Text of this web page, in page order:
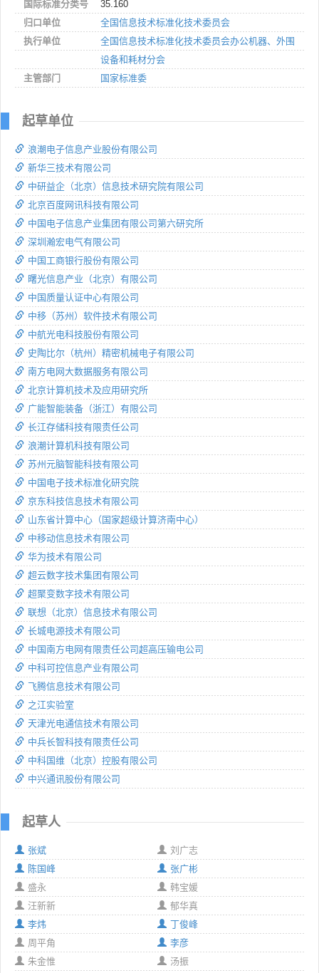
国际标准分类号
35.160
归口单位
全国信息技术标准化技术委员会
执行单位
全国信息技术标准化技术委员会办公机器、外围
设备和耗材分会
主管部门
国家标准委
起草单位
浪潮电子信息产业股份有限公司
新华三技术有限公司
中研益企（北京）信息技术研究院有限公司
北京百度网讯科技有限公司
中国电子信息产业集团有限公司第六研究所
深圳瀚宏电气有限公司
中国工商银行股份有限公司
曙光信息产业（北京）有限公司
中国质量认证中心有限公司
中移（苏州）软件技术有限公司
中航光电科技股份有限公司
史陶比尔（杭州）精密机械电子有限公司
南方电网大数据服务有限公司
北京计算机技术及应用研究所
广能智能装备（浙江）有限公司
长江存储科技有限责任公司
浪潮计算机科技有限公司
苏州元脑智能科技有限公司
中国电子技术标准化研究院
京东科技信息技术有限公司
山东省计算中心（国家超级计算济南中心）
中移动信息技术有限公司
华为技术有限公司
超云数字技术集团有限公司
超聚变数字技术有限公司
联想（北京）信息技术有限公司
长城电源技术有限公司
中国南方电网有限责任公司超高压输电公司
中科可控信息产业有限公司
飞腾信息技术有限公司
之江实验室
天津光电通信技术有限公司
中兵长智科技有限责任公司
中科国维（北京）控股有限公司
中兴通讯股份有限公司
起草人
张斌
刘广志
陈国峰
张广彬
盛永
韩宝媛
汪新新
郁华真
李炜
丁俊峰
周平角
李彦
朱金惟
汤振